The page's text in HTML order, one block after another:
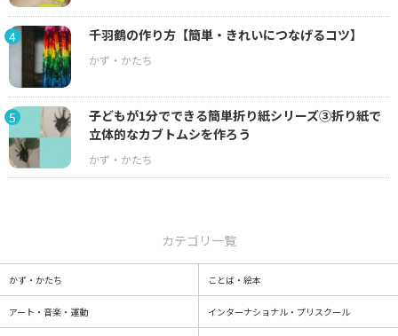
4 千羽鶴の作り方【簡単・きれいにつなげるコツ】
5
子どもが1分でできる簡単折り紙シリーズ③折り紙で
立体的なカブトムシを作ろう
カテゴリ一覧
かず・かたち ことば・絵本
アート・音楽・運動 インターナショナル・プリスクール